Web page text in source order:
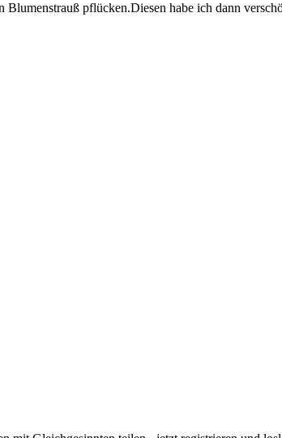
Blumenstrauß pflücken.Diesen habe ich dann